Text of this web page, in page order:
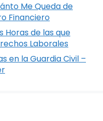
Me Queda de
Financiero
Horas de las que
Laborales
en la Guardia Civil –